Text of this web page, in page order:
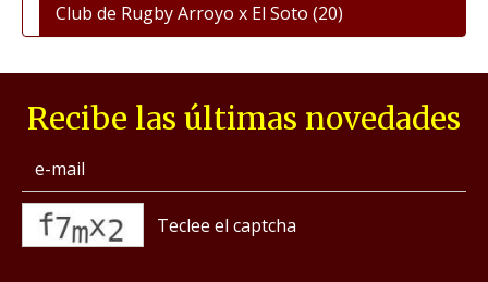
Club de Rugby Arroyo x El Soto (20)
Recibe las últimas novedades